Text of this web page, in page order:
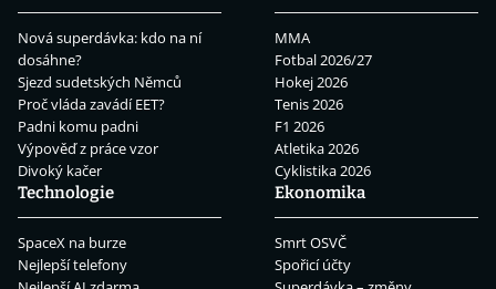
Nová superdávka: kdo na ní
dosáhne?
Sjezd sudetských Němců
Proč vláda zavádí EET?
Padni komu padni
Výpověď z práce vzor
Divoký kačer
MMA
Fotbal 2026/27
Hokej 2026
Tenis 2026
F1 2026
Atletika 2026
Cyklistika 2026
Technologie
SpaceX na burze
Nejlepší telefony
Ekonomika
Smrt OSVČ
Spořicí účty